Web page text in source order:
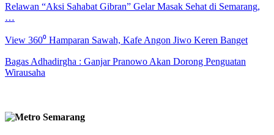
Relawan “Aksi Sahabat Gibran” Gelar Masak Sehat di Semarang,
…
View 360⁰ Hamparan Sawah, Kafe Angon Jiwo Keren Banget
Bagas Adhadirgha : Ganjar Pranowo Akan Dorong Penguatan
Wirausaha